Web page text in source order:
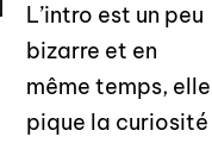
L’intro est un peu
bizarre et en
même temps, elle
pique la curiosité